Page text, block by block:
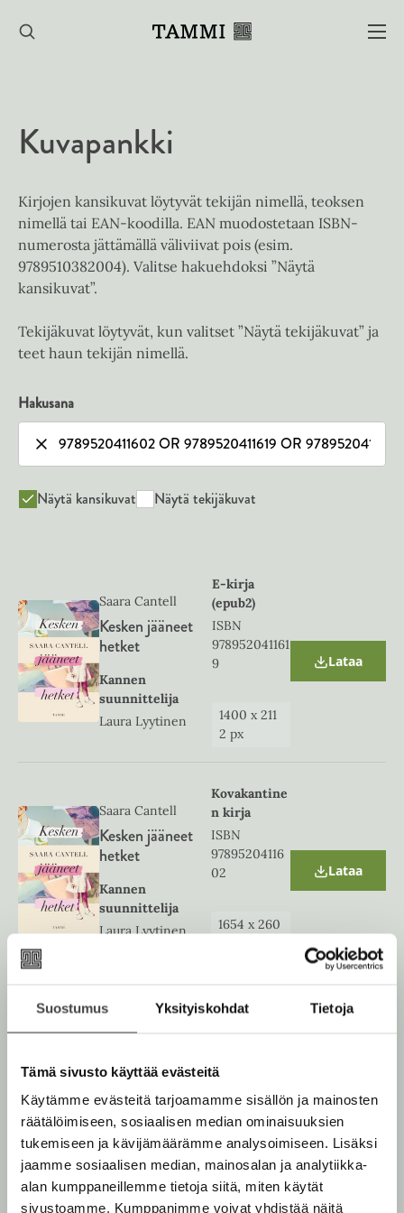
Suostumus Yksityiskohdat Tietoja
Tämä sivusto käyttää evästeitä
Käytämme evästeitä tarjoamamme sisällön ja mainosten
räätälöimiseen, sosiaalisen median ominaisuuksien
tukemiseen ja kävijämäärämme analysoimiseen. Lisäksi
jaamme sosiaalisen median, mainosalan ja analytiikka-
alan kumppaneillemme tietoja siitä, miten käytät
sivustoamme. Kumppanimme voivat yhdistää näitä
sisältöön
Kuvapankki
Kirjojen kansikuvat löytyvät tekijän nimellä, teoksen
nimellä tai EAN-koodilla. EAN muodostetaan ISBN-
numerosta jättämällä väliviivat pois (esim.
9789510382004). Valitse hakuehdoksi ”Näytä
kansikuvat”.
Tekijäkuvat löytyvät, kun valitset ”Näytä tekijäkuvat” ja
teet haun tekijän nimellä.
Hakusana
Näytä kansikuvat Näytä tekijäkuvat
Saara Cantell
Kesken jääneet
hetket
Kannen
suunnittelija
Laura Lyytinen
E-kirja
(epub2)
ISBN
978952041161
9
1400 x211
2 px
O
p
b
Lataa
Saara Cantell
Kesken jääneet
hetket
Kannen
suunnittelija
Laura Lyytinen
Kovakantine
n kirja
ISBN
97895204116
02
1654 x260
O
p
s
i
n
e
w
Lataa
Saara Cantell
Kesken jääneet
suunnittelija
Laura Lyytinen
Äänikirja
26
1400
140
e
n
s
i
n
n